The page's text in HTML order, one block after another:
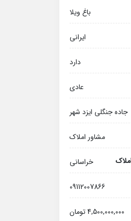
باغ ویلا
ایرانی
دارد
عادی
جاده جنگلی ایزد شهر
مشاور املاک
خراسانی
09112007866
4,500,000,000 تومان